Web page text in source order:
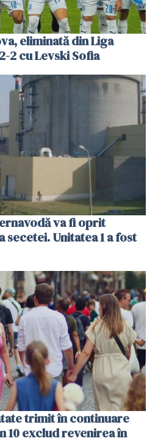
eliminată din Liga
2 cu Levski Sofia
va fi oprit
Unitatea 1 a fost
trimit în continuare
10 exclud revenirea în